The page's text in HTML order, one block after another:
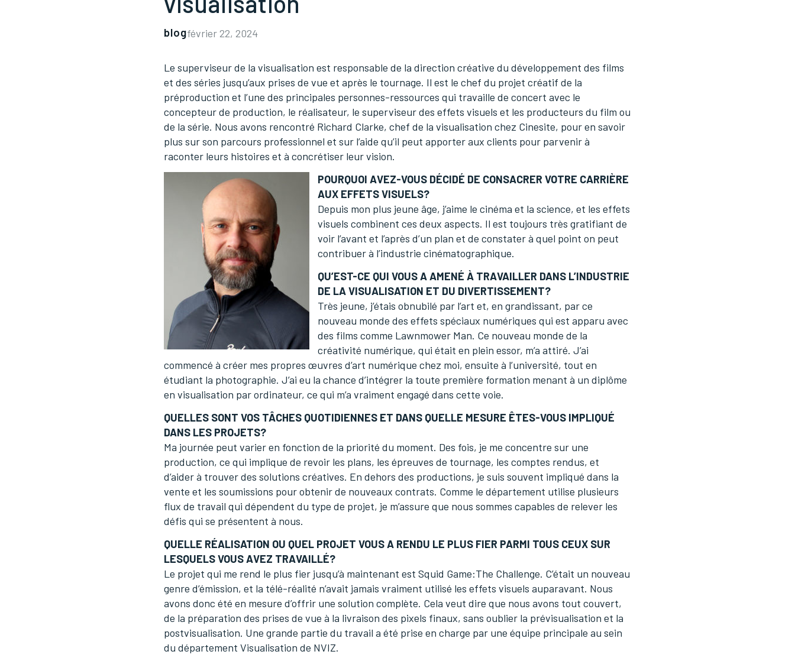
blogfévrier 22, 2024
Le superviseur de la visualisation est responsable de la direction créative du développement des films
et des séries jusqu’aux prises de vue et après le tournage. Il est le chef du projet créatif de la
préproduction et l’une des principales personnes-ressources qui travaille de concert avec le
concepteur de production, le réalisateur, le superviseur des effets visuels et les producteurs du film ou
de la série. Nous avons rencontré Richard Clarke, chef de la visualisation chez Cinesite, pour en savoir
plus sur son parcours professionnel et sur l’aide qu’il peut apporter aux clients pour parvenir à
raconter leurs histoires et à concrétiser leur vision.
POURQUOI AVEZ-VOUS DÉCIDÉ DE CONSACRER VOTRE CARRIÈRE
AUX EFFETS VISUELS?
Depuis mon plus jeune âge, j’aime le cinéma et la science, et les effets
visuels combinent ces deux aspects. Il est toujours très gratifiant de
voir l’avant et l’après d’un plan et de constater à quel point on peut
contribuer à l’industrie cinématographique.
QU’EST-CE QUI VOUS A AMENÉ À TRAVAILLER DANS L’INDUSTRIE
DE LA VISUALISATION ET DU DIVERTISSEMENT?
Très jeune, j’étais obnubilé par l’art et, en grandissant, par ce
nouveau monde des effets spéciaux numériques qui est apparu avec
des films comme Lawnmower Man. Ce nouveau monde de la
créativité numérique, qui était en plein essor, m’a attiré. J’ai
commencé à créer mes propres œuvres d’art numérique chez moi, ensuite à l’université, tout en
étudiant la photographie. J’ai eu la chance d’intégrer la toute première formation menant à un diplôme
en visualisation par ordinateur, ce qui m’a vraiment engagé dans cette voie.
QUELLES SONT VOS TÂCHES QUOTIDIENNES ET DANS QUELLE MESURE ÊTES-VOUS IMPLIQUÉ
DANS LES PROJETS?
Ma journée peut varier en fonction de la priorité du moment. Des fois, je me concentre sur une
production, ce qui implique de revoir les plans, les épreuves de tournage, les comptes rendus, et
d’aider à trouver des solutions créatives. En dehors des productions, je suis souvent impliqué dans la
vente et les soumissions pour obtenir de nouveaux contrats. Comme le département utilise plusieurs
flux de travail qui dépendent du type de projet, je m’assure que nous sommes capables de relever les
défis qui se présentent à nous.
QUELLE RÉALISATION OU QUEL PROJET VOUS A RENDU LE PLUS FIER PARMI TOUS CEUX SUR
LESQUELS VOUS AVEZ TRAVAILLÉ?
Le projet qui me rend le plus fier jusqu’à maintenant est Squid Game:The Challenge. C’était un nouveau
genre d’émission, et la télé-réalité n’avait jamais vraiment utilisé les effets visuels auparavant. Nous
avons donc été en mesure d’offrir une solution complète. Cela veut dire que nous avons tout couvert,
de la préparation des prises de vue à la livraison des pixels finaux, sans oublier la prévisualisation et la
postvisualisation. Une grande partie du travail a été prise en charge par une équipe principale au sein
du département Visualisation de NVIZ.